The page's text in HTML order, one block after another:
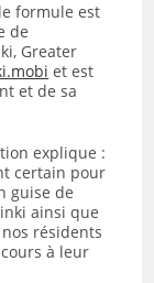
formule est
de
Greater
et est
et de sa
explique :
certain pour
guise de
ainsi que
résidents
à leur